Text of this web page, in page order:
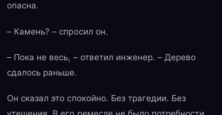
опасна.
– Камень? – спросил он.
– Пока не весь, – ответил инженер. – Дерево
сдалось раньше.
Он сказал это спокойно. Без трагедии. Без